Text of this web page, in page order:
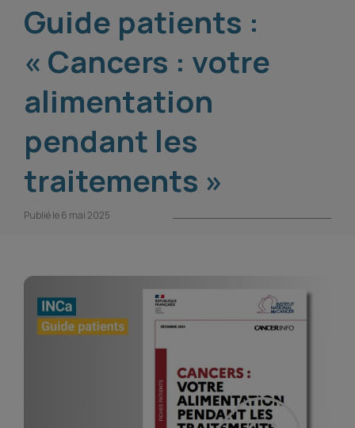
Guide patients :
« Cancers : votre
alimentation
pendant les
traitements »
Publié le 6 mai 2025